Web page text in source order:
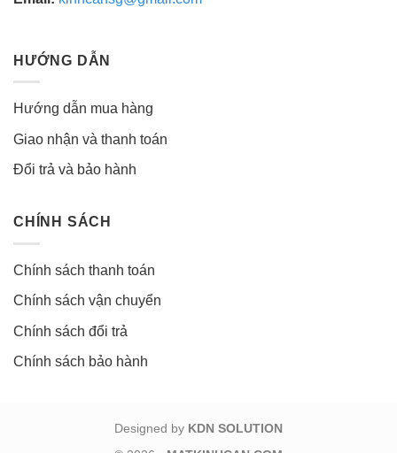
HƯỚNG DẪN
Hướng dẫn mua hàng
Giao nhận và thanh toán
Đổi trả và bảo hành
CHÍNH SÁCH
Chính sách thanh toán
Chính sách vận chuyển
Chính sách đổi trả
Chính sách bảo hành
Designed by KDN SOLUTION